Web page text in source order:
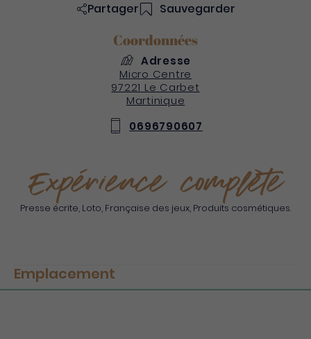
Expérience complète
Presse écrite, Loto, Française des jeux, Produits cosmétiques.
Emplacement
Partager Sauvegarder
Coordonnées
Adresse
Micro Centre
97221 Le Carbet
Martinique
0696790607